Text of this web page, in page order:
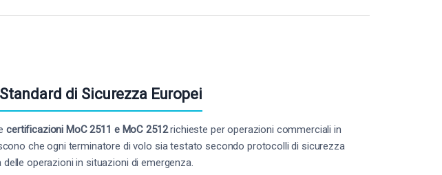
di Sicurezza Europei
certificazioni MoC 2511 e MoC 2512richieste per operazioni commerciali in
che ogni terminatore di volo sia testato secondo protocolli di sicurezza
operazioni in situazioni di emergenza.